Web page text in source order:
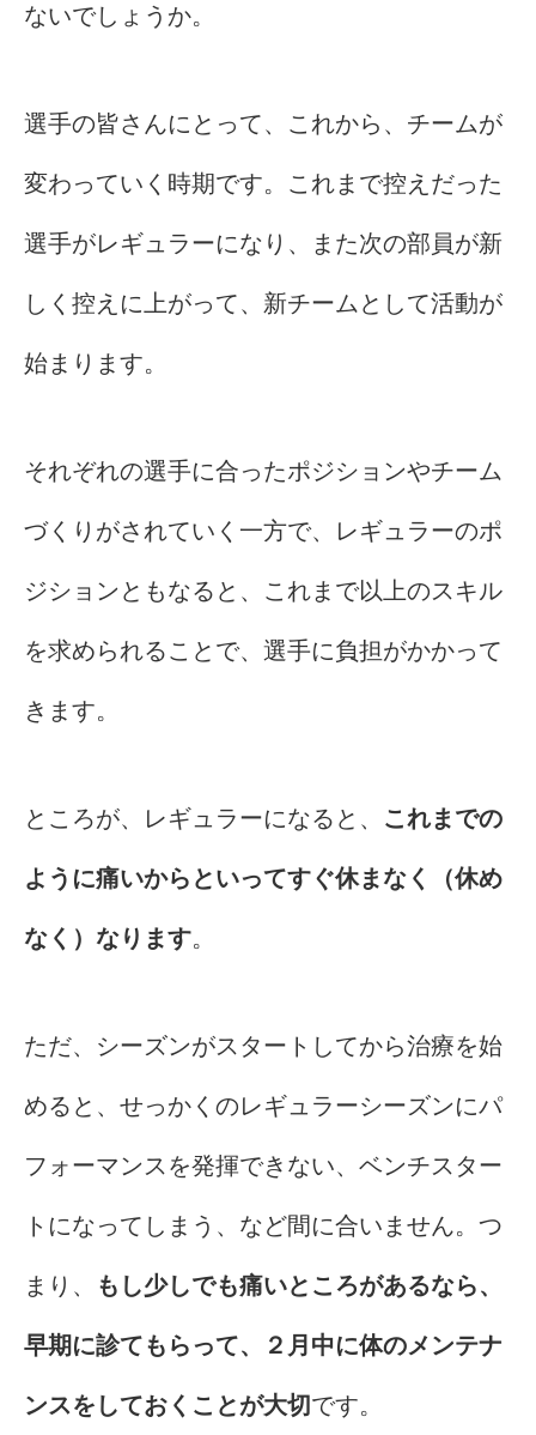
ないでしょうか。
選手の皆さんにとって、これから、チームが
変わっていく時期です。これまで控えだった
選手がレギュラーになり、また次の部員が新
しく控えに上がって、新チームとして活動が
始まります。
それぞれの選手に合ったポジションやチーム
づくりがされていく一方で、レギュラーのポ
ジションともなると、これまで以上のスキル
を求められることで、選手に負担がかかって
きます。
ところが、レギュラーになると、 これまでの
ように痛いからといってすぐ休まなく（休め
なく）なります。
ただ、シーズンがスタートしてから治療を始
めると、せっかくのレギュラーシーズンにパ
フォーマンスを発揮できない、ベンチスター
トになってしまう、など間に合いません。つ
まり、 もし少しでも痛いところがあるなら、
早期に診てもらって、２月中に体のメンテナ
ンスをしておくことが大切です。